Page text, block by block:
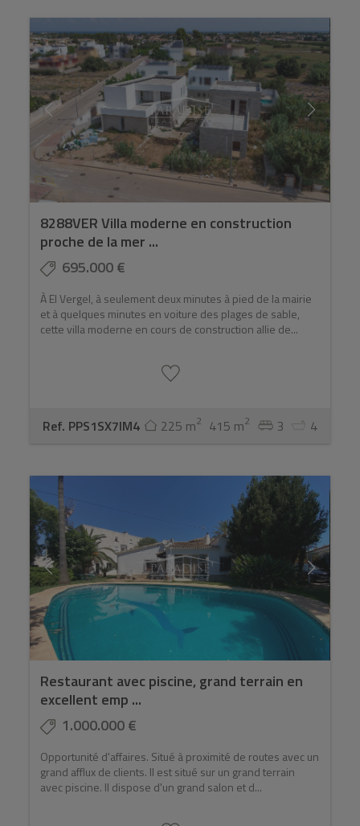
8288VER Villa moderne en construction
proche de la mer ...
695.000 €
À El Vergel, à seulement deux minutes à pied de la mairie
et à quelques minutes en voiture des plages de sable,
cette villa moderne en cours de construction allie de...
Ref. PPS1SX7IM4 225 m2 415 m2 3 4
Restaurant avec piscine, grand terrain en
excellent emp ...
1.000.000 €
Opportunité d'affaires. Situé à proximité de routes avec un
grand afflux de clients. Il est situé sur un grand terrain
avec piscine. Il dispose d'un grand salon et d...